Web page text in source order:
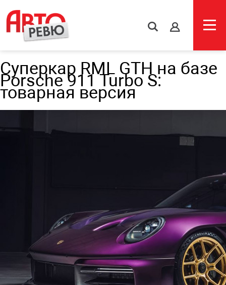
s
Суперкар RML GTH на базе
Porsche 911 Turbo S:
товарная версия